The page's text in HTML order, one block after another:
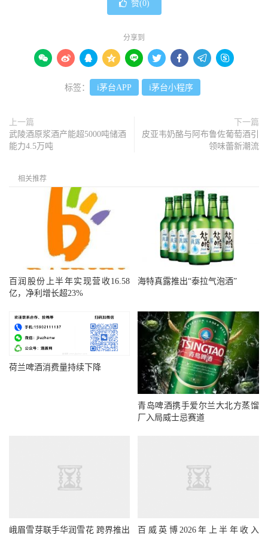
赞(0)
分享到
        
标签： i茅台APP i茅台小程序
上一篇
武陵酒原浆酒产能超5000吨储酒
能力4.5万吨
下一篇
皮亚韦奶酪与阿布鲁佐葡萄酒引
领味蕾新潮流
相关推荐
百润股份上半年实现营收16.58
亿，净利增长超23%
海特真露推出“泰拉气泡酒”
荷兰啤酒消费量持续下降
青岛啤酒携手爱尔兰大北方蒸馏
厂入局威士忌赛道
峨眉雪芽联手华润雪花 跨界推出 百威英博2026年上半年收入